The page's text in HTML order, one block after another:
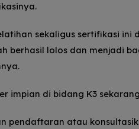
sekaligus sertifikasi
berhasil lolos dan menjadi
impian di bidang K3
pendaftaran atau